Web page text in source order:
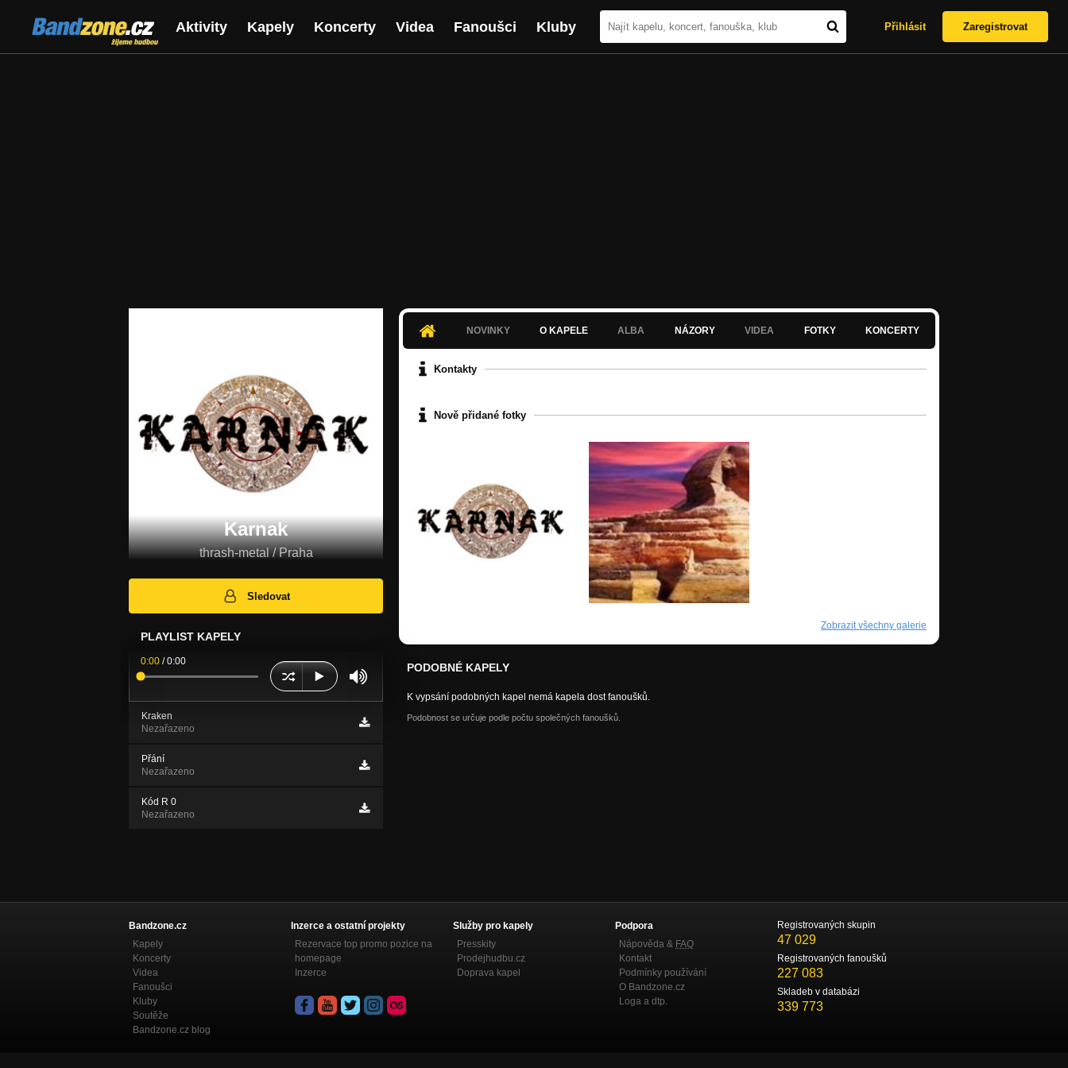
Bandzone.cz
žijeme hudbou
Aktivity Kapely Koncerty Videa Fanoušci Kluby Přihlásit Zaregistrovat
Karnak
thrash-metal / Praha
Sledovat
PLAYLIST KAPELY
0:00 /0:00
Kraken
Nezařazeno
Přání
Nezařazeno
Kód R 0
Nezařazeno
NOVINKY O KAPELE ALBA NÁZORY VIDEA FOTKY KONCERTY
Kontakty
Nově přidané fotky
Zobrazit všechny galerie
PODOBNÉ KAPELY
K vypsání podobných kapel nemá kapela dost fanoušků.
Podobnost se určuje podle počtu společných fanoušků.
Bandzone.cz
Kapely
Koncerty
Videa
Fanoušci
Kluby
Soutěže
Bandzone.cz blog
Inzerce a ostatní projekty
Rezervace top promo pozice na
homepage
Inzerce
Služby pro kapely
Presskity
Prodejhudbu.cz
Doprava kapel
Podpora
Nápověda & FAQ
Kontakt
Podmínky používání
O Bandzone.cz
Loga a dtp.
Registrovaných skupin
47 029
Registrovaných fanoušků
227 083
Skladeb v databázi
339 773